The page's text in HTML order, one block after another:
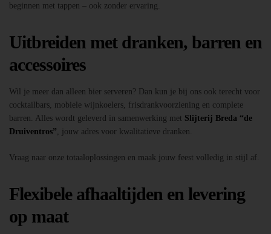
beginnen met tappen – ook zonder ervaring.
Uitbreiden met dranken, barren en
accessoires
Wil je meer dan alleen bier serveren? Dan kun je bij ons ook terecht voor
cocktailbars, mobiele wijnkoelers, frisdrankvoorziening en complete
barren. Alles wordt geleverd in samenwerking met Slijterij Breda “de
Druiventros” , jouw adres voor kwalitatieve dranken.
Vraag naar onze totaaloplossingen en maak jouw feest volledig in stijl af.
Flexibele afhaaltijden en levering
op maat